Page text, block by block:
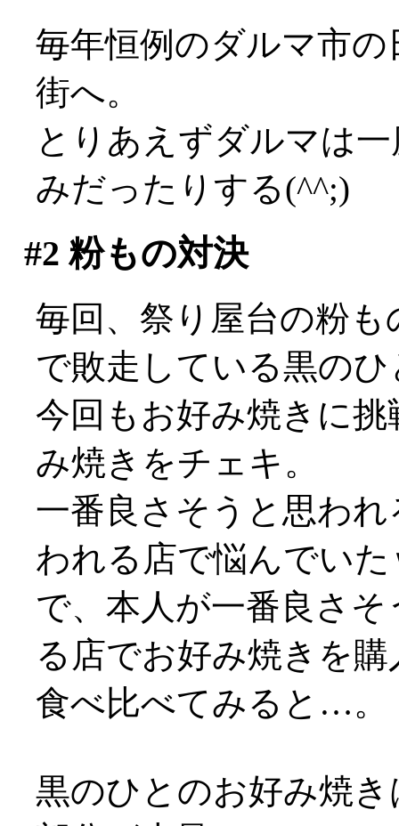
毎年恒例のダルマ市
街へ。
とりあえずダルマは
みだったりする(^^;)
#2 粉もの対決
毎回、祭り屋台の粉
で敗走している黒のひ
今回もお好み焼きに
み焼きをチェキ。
一番良さそうと思わ
われる店で悩んでいた
で、本人が一番良さ
る店でお好み焼きを購
食べ比べてみると…。
黒のひとのお好み焼